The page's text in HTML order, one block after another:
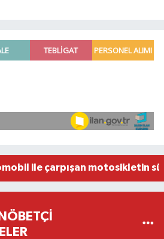
elde etti
ile çarpışan motosikletin